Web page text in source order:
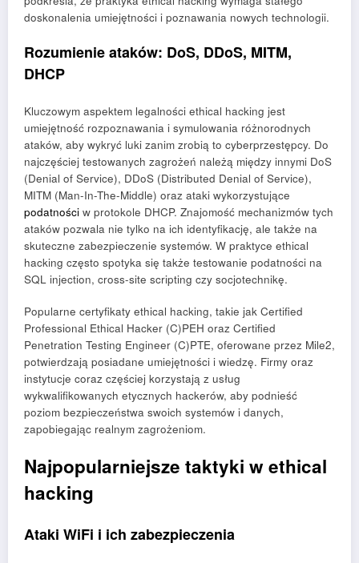
doskonalenia umiejętności i poznawania nowych technologii.
Rozumienie ataków: DoS, DDoS, MITM,
DHCP
Kluczowym aspektem legalności ethical hacking jest
umiejętność rozpoznawania i symulowania różnorodnych
ataków, aby wykryć luki zanim zrobią to cyberprzestępcy. Do
najczęściej testowanych zagrożeń należą między innymi DoS
(Denial of Service), DDoS (Distributed Denial of Service),
MITM (Man-In-The-Middle) oraz ataki wykorzystujące
podatności w protokole DHCP. Znajomość mechanizmów tych
ataków pozwala nie tylko na ich identyfikację, ale także na
skuteczne zabezpieczenie systemów. W praktyce ethical
hacking często spotyka się także testowanie podatności na
SQL injection, cross-site scripting czy socjotechnikę.
Popularne certyfikaty ethical hacking, takie jak Certified
Professional Ethical Hacker (C)PEH oraz Certified
Penetration Testing Engineer (C)PTE, oferowane przez Mile2,
potwierdzają posiadane umiejętności i wiedzę. Firmy oraz
instytucje coraz częściej korzystają z usług
wykwalifikowanych etycznych hackerów, aby podnieść
poziom bezpieczeństwa swoich systemów i danych,
zapobiegając realnym zagrożeniom.
Najpopularniejsze taktyki w ethical
hacking
Ataki WiFi i ich zabezpieczenia